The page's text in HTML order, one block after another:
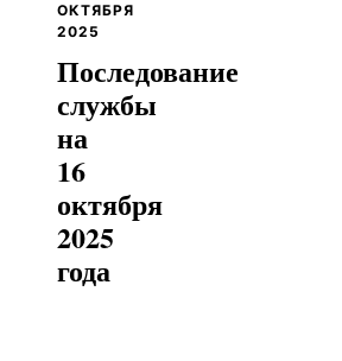
ОКТЯБРЯ
2025
Последование
службы
на
16
октября
2025
года